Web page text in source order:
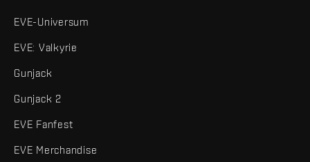
EVE-Universum
EVE: Valkyrie
Gunjack
Gunjack 2
EVE Fanfest
EVE Merchandise